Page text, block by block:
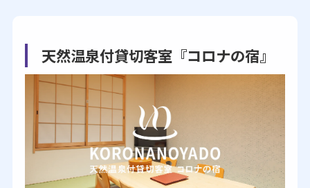
天然温泉付貸切客室『コロナの宿』